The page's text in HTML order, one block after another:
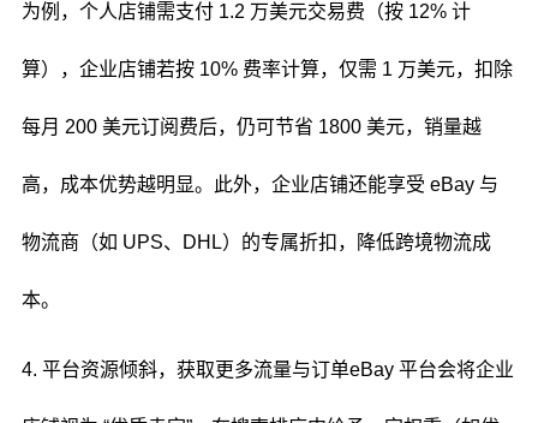
为例，个人店铺需支付 1.2 万美元交易费（按 12% 计
算），企业店铺若按 10% 费率计算，仅需 1 万美元，扣除
每月 200 美元订阅费后，仍可节省 1800 美元，销量越
高，成本优势越明显。此外，企业店铺还能享受 eBay 与
物流商（如 UPS、DHL）的专属折扣，降低跨境物流成
本。
4. 平台资源倾斜，获取更多流量与订单eBay 平台会将企业